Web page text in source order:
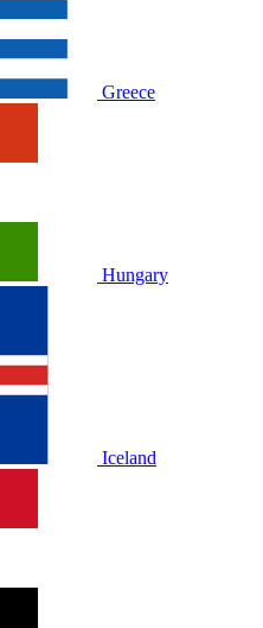
Greece
Hungary
Iceland